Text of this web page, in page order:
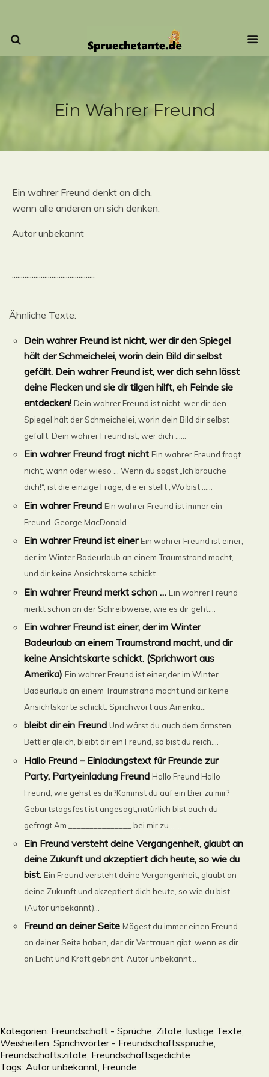
Ein Wahrer Freund
Ein wahrer Freund denkt an dich,
wenn alle anderen an sich denken.
Autor unbekannt
..............................................
Ähnliche Texte:
Dein wahrer Freund ist nicht, wer dir den Spiegel
hält der Schmeichelei, worin dein Bild dir selbst
gefällt. Dein wahrer Freund ist, wer dich sehn lässt
deine Flecken und sie dir tilgen hilft, eh Feinde sie
entdecken! Dein wahrer Freund ist nicht, wer dir den
Spiegel hält der Schmeichelei, worin dein Bild dir selbst
gefällt. Dein wahrer Freund ist, wer dich ......
Ein wahrer Freund fragt nicht Ein wahrer Freund fragt
nicht, wann oder wieso … Wenn du sagst „Ich brauche
dich!“, ist die einzige Frage, die er stellt „Wo bist ......
Ein wahrer Freund Ein wahrer Freund ist immer ein
Freund. George MacDonald...
Ein wahrer Freund ist einer Ein wahrer Freund ist einer,
der im Winter Badeurlaub an einem Traumstrand macht,
und dir keine Ansichtskarte schickt....
Ein wahrer Freund merkt schon … Ein wahrer Freund
merkt schon an der Schreibweise, wie es dir geht....
Ein wahrer Freund ist einer, der im Winter
Badeurlaub an einem Traumstrand macht, und dir
keine Ansichtskarte schickt. (Sprichwort aus
Amerika) Ein wahrer Freund ist einer,der im Winter
Badeurlaub an einem Traumstrand macht,und dir keine
Ansichtskarte schickt. Sprichwort aus Amerika...
bleibt dir ein Freund Und wärst du auch dem ärmsten
Bettler gleich, bleibt dir ein Freund, so bist du reich....
Hallo Freund – Einladungstext für Freunde zur
Party, Partyeinladung Freund Hallo Freund Hallo
Freund, wie gehst es dir?Kommst du auf ein Bier zu mir?
Geburtstagsfest ist angesagt,natürlich bist auch du
gefragt.Am _______________ bei mir zu ......
Ein Freund versteht deine Vergangenheit, glaubt an
deine Zukunft und akzeptiert dich heute, so wie du
bist. Ein Freund versteht deine Vergangenheit, glaubt an
deine Zukunft und akzeptiert dich heute, so wie du bist.
(Autor unbekannt)...
Freund an deiner Seite Mögest du immer einen Freund
an deiner Seite haben, der dir Vertrauen gibt, wenn es dir
an Licht und Kraft gebricht. Autor unbekannt...
Kategorien: Freundschaft - Sprüche, Zitate, lustige Texte,
Weisheiten, Sprichwörter - Freundschaftssprüche,
Freundschaftszitate, Freundschaftsgedichte
Tags: Autor unbekannt Freunde